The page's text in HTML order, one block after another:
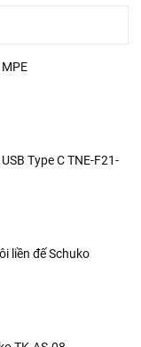
Type C TNE-F21-
liền đế Schuko